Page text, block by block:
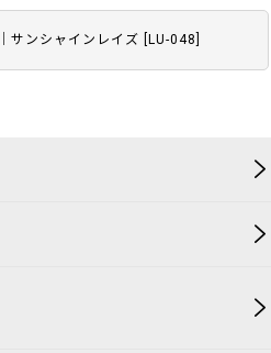
サンシャインレイズ LU-048